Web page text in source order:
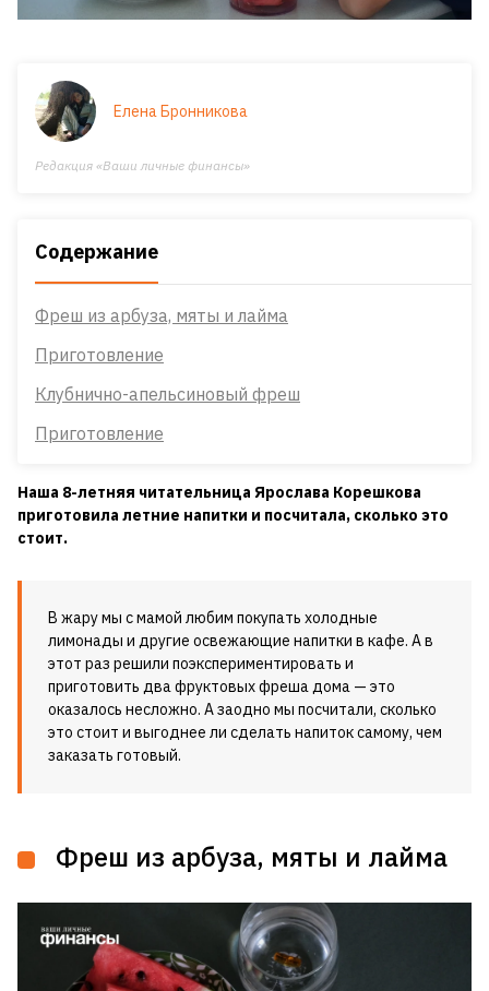
Елена Бронникова
Редакция «Ваши личные финансы»
Содержание
Фреш из арбуза, мяты и лайма
Приготовление
Клубнично-апельсиновый фреш
Приготовление
Наша 8-летняя читательница Ярослава Корешкова
приготовила летние напитки и посчитала, сколько это
стоит.
В жару мы с мамой любим покупать холодные
лимонады и другие освежающие напитки в кафе. А в
этот раз решили поэкспериментировать и
приготовить два фруктовых фреша дома — это
оказалось несложно. А заодно мы посчитали, сколько
это стоит и выгоднее ли сделать напиток самому, чем
заказать готовый.
Фреш из арбуза, мяты и лайма